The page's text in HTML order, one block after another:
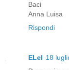
Baci
Anna Luisa
Rispondi
ELel 18